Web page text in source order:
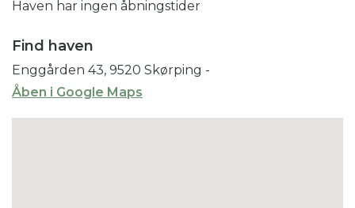
Haven har ingen åbningstider
Find haven
Enggården 43, 9520 Skørping -
Åben i Google Maps